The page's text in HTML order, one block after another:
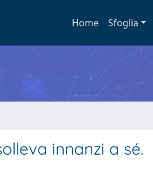
Home Sfoglia
innanzi a sé.